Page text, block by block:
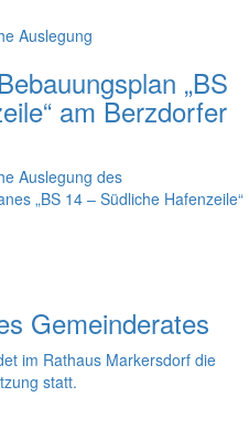
Auslegung
„BS
am Berzdorfer
Auslegung des
„BS 14 – Südliche Hafenzeile“
Gemeinderates
im Rathaus Markersdorf die
statt.